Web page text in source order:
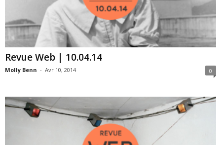
Revue Web | 10.04.14
Molly Benn - Avr 10, 2014 0